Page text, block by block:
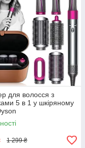
для волосся з
5 в 1 у шкіряному
1 299 ₴